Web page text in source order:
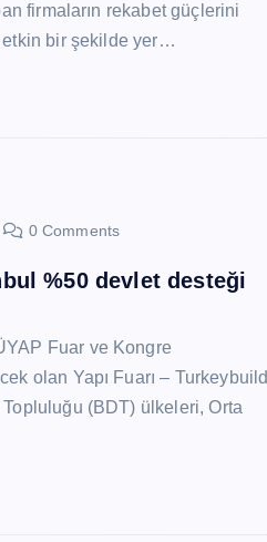
firmaların rekabet güçlerini
etkin bir şekilde yer…
0 Comments
%50 devlet desteği
Fuar ve Kongre
olan Yapı Fuarı – Turkeybuild
Topluluğu (BDT) ülkeleri, Orta